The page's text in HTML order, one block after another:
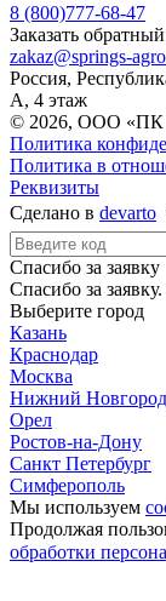
8 (800)777-68-47
Заказать
zakaz@springs-
Россия,
А, 4 этаж
© 2026, ООО «ПК
Политика
Политика в
Реквизиты
Сделано в devarto
Спасибо за заявку
Спасибо за
Выберите город
Казань
Краснодар
Москва
Нижний Новгород
Орел
Ростов-на-Дону
Санкт Петербург
Симферополь
Мы используем
Продолжая
обработки